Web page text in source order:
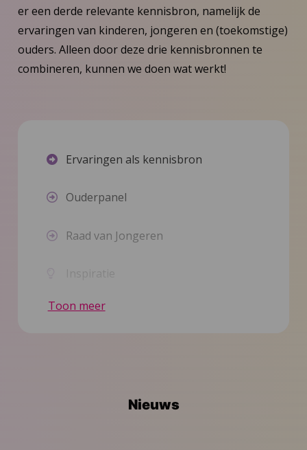
er een derde relevante kennisbron, namelijk de
ervaringen van kinderen, jongeren en (toekomstige)
ouders. Alleen door deze drie kennisbronnen te
combineren, kunnen we doen wat werkt!
Ervaringen als kennisbron
Ouderpanel
Raad van Jongeren
Inspiratie
Nieuws
Toon meer
Nieuws